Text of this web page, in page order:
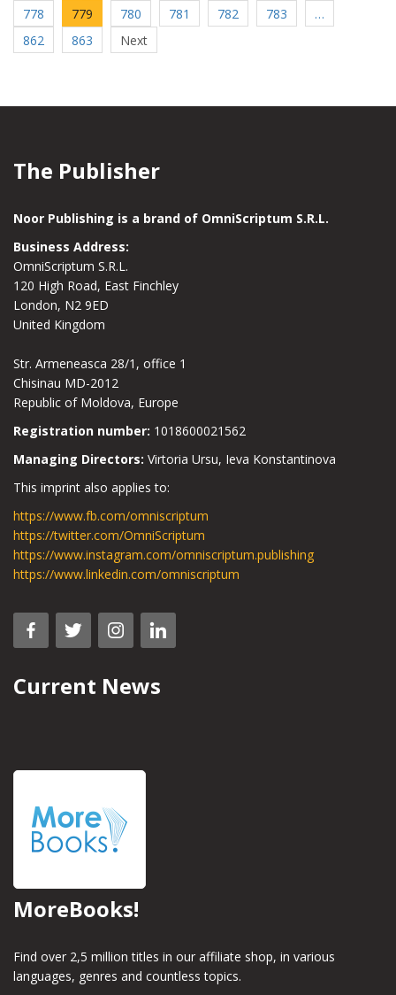
778
779 780 781 782 783
…
862
863 Next
The Publisher
Noor Publishing is a brand of OmniScriptum S.R.L.
Business Address:
OmniScriptum S.R.L.
120 High Road, East Finchley
London, N2 9ED
United Kingdom
Str. Armeneasca 28/1, office 1
Chisinau MD-2012
Republic of Moldova, Europe
Registration number: 1018600021562
Managing Directors: Virtoria Ursu, Ieva Konstantinova
This imprint also applies to:
https://www.fb.com/omniscriptum
https://twitter.com/OmniScriptum
https://www.instagram.com/omniscriptum.publishing
https://www.linkedin.com/omniscriptum
Current News
MoreBooks!
Find over 2,5 million titles in our affiliate shop, in various
languages, genres and countless topics.